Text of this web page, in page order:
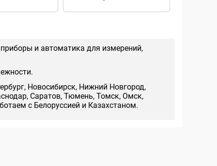
и автоматика для измерений,
Новосибирск, Нижний Новгород,
Саратов, Тюмень, Томск, Омск,
с Белоруссией и Казахстаном.